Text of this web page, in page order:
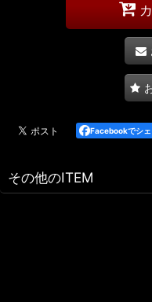
Facebookでシ
その他のITEM